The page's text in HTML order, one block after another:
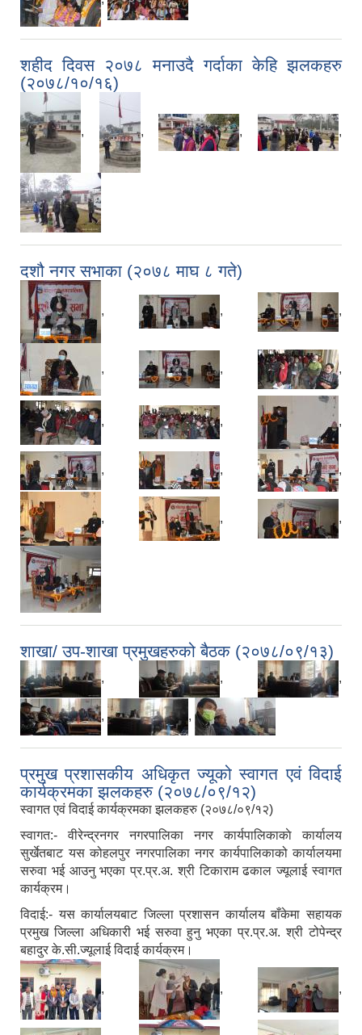
शहीद दिवस २०७८ मनाउदै गर्दाका केहि झलकहरु
(२०७८/१०/१६)
, , , ,
दशौ नगर सभाका (२०७८ माघ ८ गते)
, , ,
, , ,
, , ,
, , ,
, , ,
शाखा/ उप-शाखा प्रमुखहरुको बैठक (२०७८/०९/१३)
, , ,
, ,
प्रमुख प्रशासकीय अधिकृत ज्यूको स्वागत एवं विदाई
कार्यक्रमका झलकहरु (२०७८/०९/१२)
स्वागत एवं विदाई कार्यक्रमका झलकहरु (२०७८/०९/१२)
स्वागत:- वीरेन्द्रनगर नगरपालिका नगर कार्यपालिकाकाे कार्यालय
सुर्खेतबाट यस कोहलपुर नगरपालिका नगर कार्यपालिकाको कार्यालयमा
सरुवा भई आउनु भएका प्र.प्र.अ. श्री टिकाराम ढकाल ज्यूलाई स्वागत
कार्यक्रम।
विदाई:- यस कार्यालयबाट जिल्ला प्रशासन कार्यालय बाँकेमा सहायक
प्रमुख जिल्ला अधिकारी भई सरुवा हुनु भएका प्र.प्र.अ. श्री टोपेन्द्र
बहादुर के.सी.ज्यूलाई विदाई कार्यक्रम।
, , ,